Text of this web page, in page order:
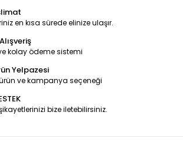
en kısa sürede elinize ulaşır.
kolay ödeme sistemi
Yelpazesi
ve kampanya seçeneği
bize iletebilirsiniz.